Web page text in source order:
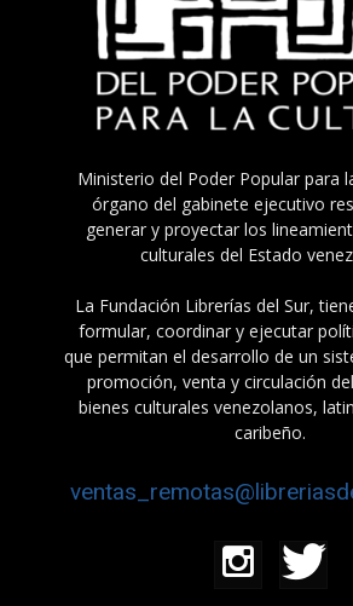
Ministerio del Poder Popular para
órgano del gabinete ejecutivo
generar y proyectar los
culturales del Estado
La Fundación Librerías del Sur,
formular, coordinar y ejecutar
que permitan el desarrollo de un
promoción, venta y circulación
bienes culturales venezolanos,
caribeño.